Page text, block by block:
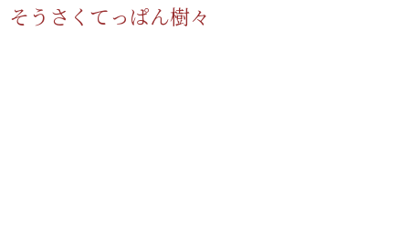
そうさくてっぱん樹々